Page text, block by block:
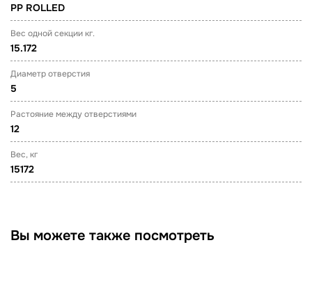
PP ROLLED
Вес одной секции кг.
15.172
Диаметр отверстия
5
Растояние между отверстиями
12
Вес, кг
15172
Вы можете также посмотреть